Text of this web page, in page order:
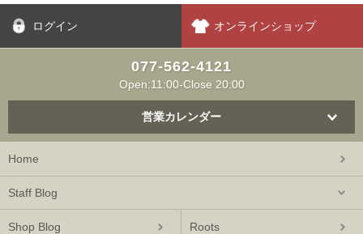
ログイン オンラインショップ
077-562-4121
Open:11:00-Close 20:00
営業カレンダー
Home
Staff Blog
Shop Blog Roots